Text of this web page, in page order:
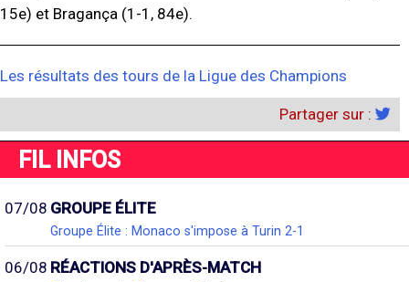
15e) et Bragança (1-1, 84e).
Les résultats des tours de la Ligue des Champions
Partager sur :
FIL INFOS
07/08 GROUPE ÉLITE
Groupe Élite : Monaco s'impose à Turin 2-1
06/08 RÉACTIONS D'APRÈS-MATCH